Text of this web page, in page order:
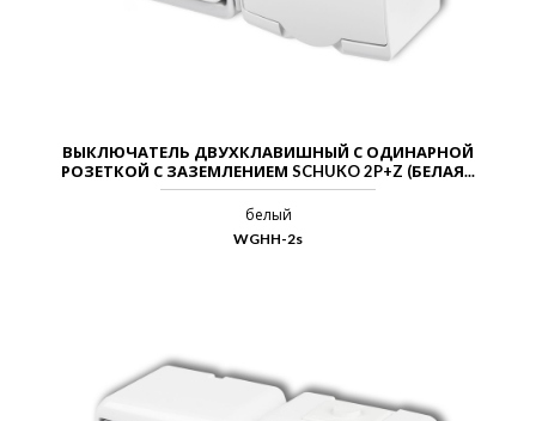
ВЫКЛЮЧАТЕЛЬ ДВУХКЛАВИШНЫЙ С ОДИНАРНОЙ
РОЗЕТКОЙ С ЗАЗЕМЛЕНИЕМ SCHUKO 2P+Z (БЕЛАЯ...
белый
WGHH-2s